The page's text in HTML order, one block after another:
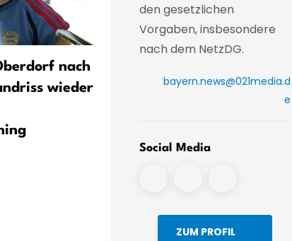
nach
wieder
verlängert mit drei
den gesetzlichen
Vorgaben, insbesondere
nach dem NetzDG.
bayern.news@021media.d
e
Social Media
ZUM PROFIL